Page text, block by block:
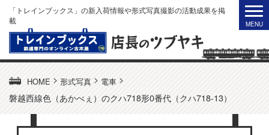
「トレインブックス」の新入荷情報や形式写真撮影の活動成果を掲
載
HOME > 形式写真 > 電車 >
磐越西線色（あかべぇ）のクハ718形0番代（クハ718-13）